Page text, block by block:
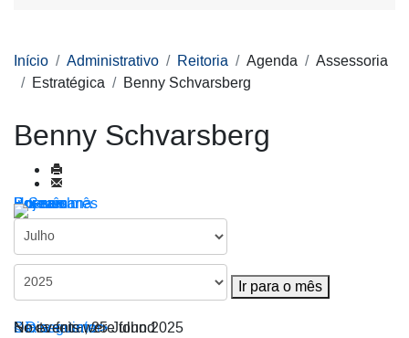
Início Administrativo Reitoria Agenda
Assessoria
Estratégica
Benny Schvarsberg
Benny Schvarsberg
Por ano
Por mês
Por semana
Hoje
Ir para o mês
Ir para o mês
< Dia anterior
Sexta-feira, 25 Julho 2025
Dia seguinte >
No events were found